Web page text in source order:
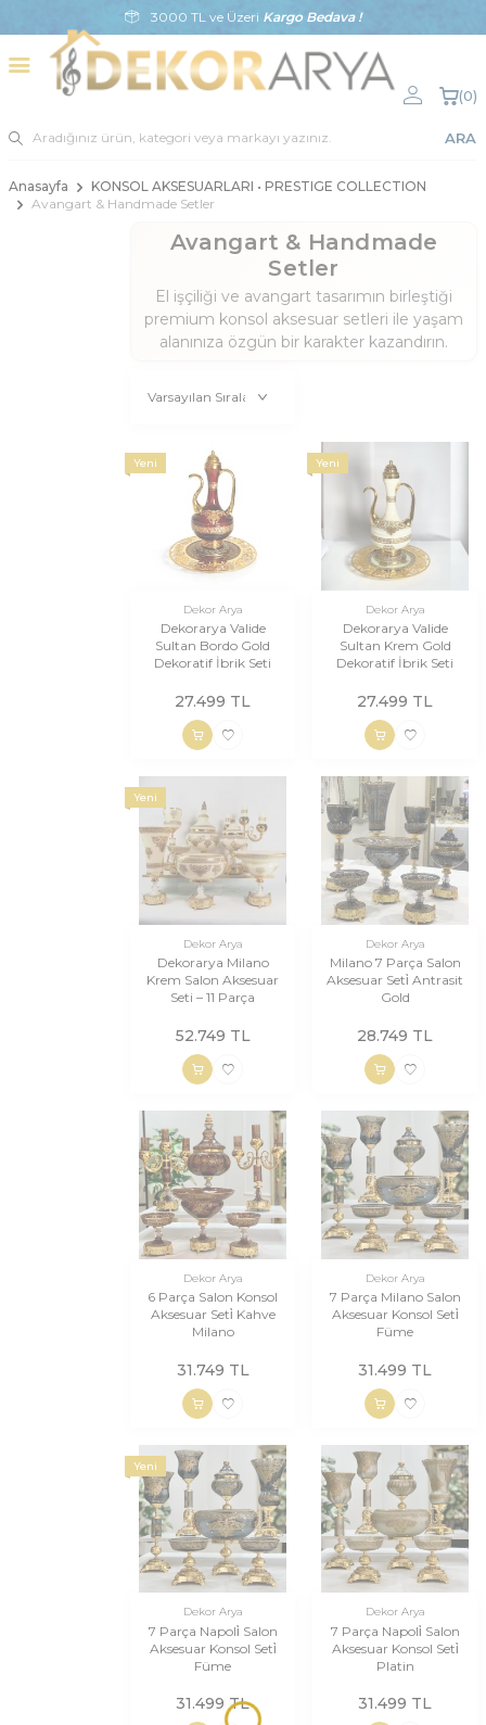
3000 TL ve Üzeri Kargo Bedava !
ARA
(0)
Anasayfa
KONSOL AKSESUARLARI • PRESTIGE COLLECTION
Avangart & Handmade Setler
Avangart & Handmade
Setler
El işçiliği ve avangart tasarımın birleştiği
premium konsol aksesuar setleri ile yaşam
alanınıza özgün bir karakter kazandırın.
Yeni
Dekor Arya
Dekorarya Valide
Sultan Bordo Gold
Dekoratif İbrik Seti
27.499 TL
Yeni
Dekor Arya
Dekorarya Valide
Sultan Krem Gold
Dekoratif İbrik Seti
27.499 TL
Yeni
Dekor Arya
Dekorarya Milano
Krem Salon Aksesuar
Seti – 11 Parça
52.749 TL
Dekor Arya
Milano 7 Parça Salon
Aksesuar Seti̇ Antrasit
Gold
28.749 TL
Dekor Arya
6 Parça Salon Konsol
Aksesuar Seti̇ Kahve
Milano
31.749 TL
Dekor Arya
7 Parça Milano Salon
Aksesuar Konsol Seti̇
Füme
31.499 TL
Yeni
Dekor Arya
7 Parça Napoli̇ Salon
Aksesuar Konsol Seti̇
Füme
31.499 TL
Dekor Arya
7 Parça Napoli̇ Salon
Aksesuar Konsol Seti̇
Platin
31.499 TL